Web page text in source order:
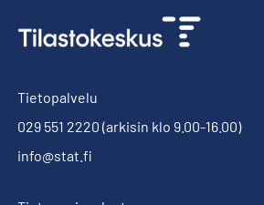
Tietopalvelu
029 551 2220 (arkisin klo 9.00-16.00)
info@stat.fi